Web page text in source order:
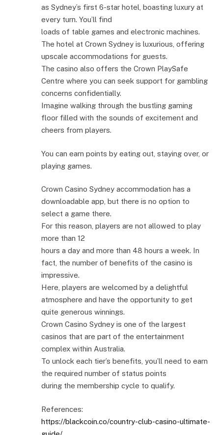
as Sydney’s first 6-star hotel, boasting luxury at
every turn. You’ll find
loads of table games and electronic machines.
The hotel at Crown Sydney is luxurious, offering
upscale accommodations for guests.
The casino also offers the Crown PlaySafe
Centre where you can seek support for gambling
concerns confidentially.
Imagine walking through the bustling gaming
floor filled with the sounds of excitement and
cheers from players.
You can earn points by eating out, staying over, or
playing games.
Crown Casino Sydney accommodation has a
downloadable app, but there is no option to
select a game there.
For this reason, players are not allowed to play
more than 12
hours a day and more than 48 hours a week. In
fact, the number of benefits of the casino is
impressive.
Here, players are welcomed by a delightful
atmosphere and have the opportunity to get
quite generous winnings.
Crown Casino Sydney is one of the largest
casinos that are part of the entertainment
complex within Australia.
To unlock each tier’s benefits, you’ll need to earn
the required number of status points
during the membership cycle to qualify.
References:
https://blackcoin.co/country-club-casino-ultimate-